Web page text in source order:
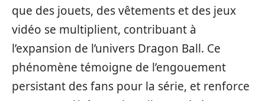
que des jouets, des vêtements et des jeux
vidéo se multiplient, contribuant à
l’expansion de l’univers Dragon Ball. Ce
phénomène témoigne de l’engouement
persistant des fans pour la série, et renforce